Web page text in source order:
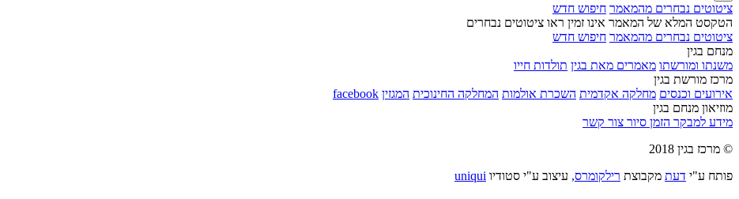
ציטוטים נבחרים מהמאמר חיפוש חדש
הטקסט המלא של המאמר אינו זמין ראו ציטוטים נבחרים
ציטוטים נבחרים מהמאמר חיפוש חדש
מנחם בגין
משנתו ומורשתו מאמרים מאת בגין תולדות חייו
מרכז מורשת בגין
אירועים וכנסים מחלקה אקדמית השכרת אולמות המחלקה החינוכית המגזין facebook
מוזיאון מנחם בגין
מידע למבקר הזמן סיור צור קשר
© מרכז בגין 2018
פותח ע"י דעת מקבוצת רילקומרס, עיצוב ע"י סטודיו uniqui